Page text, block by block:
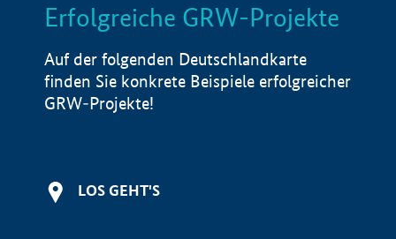
LISTE Info
Erfolgreiche GRW-Projekte
Auf der folgenden Deutschlandkarte
finden Sie konkrete Beispiele erfolgreicher
GRW-Projekte!
LOS GEHT'S